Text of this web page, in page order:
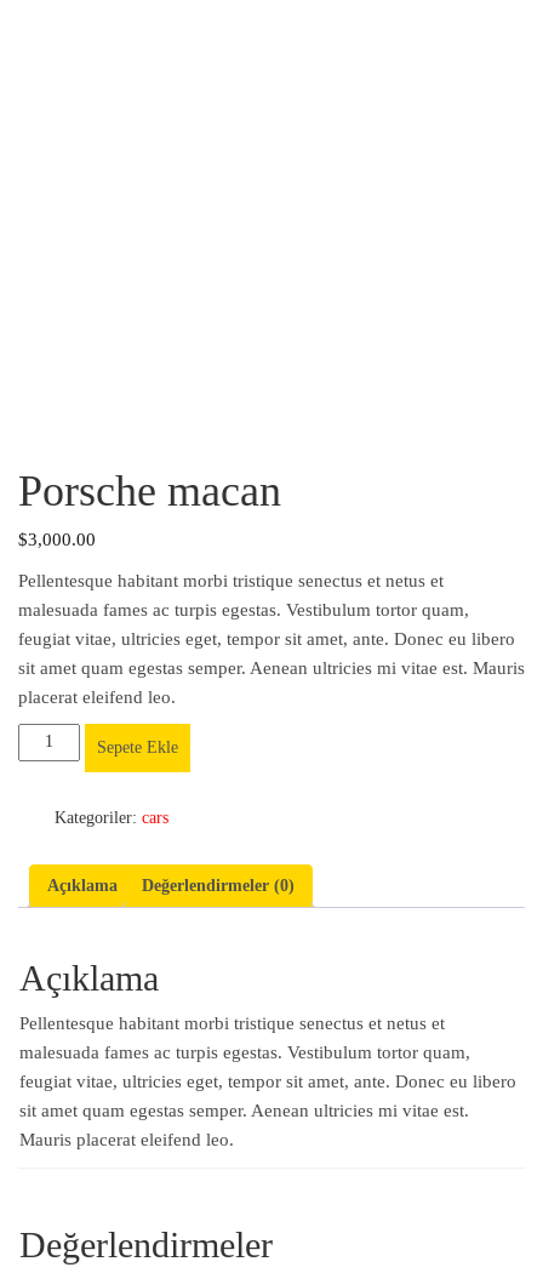
Porsche macan
$3,000.00
Pellentesque habitant morbi tristique senectus et netus et
malesuada fames ac turpis egestas. Vestibulum tortor quam,
feugiat vitae, ultricies eget, tempor sit amet, ante. Donec eu libero
sit amet quam egestas semper. Aenean ultricies mi vitae est. Mauris
placerat eleifend leo.
Porsche
macan
Sepete Ekle
Kategoriler: cars
Açıklama Değerlendirmeler (0)
Açıklama
Pellentesque habitant morbi tristique senectus et netus et
malesuada fames ac turpis egestas. Vestibulum tortor quam,
feugiat vitae, ultricies eget, tempor sit amet, ante. Donec eu libero
sit amet quam egestas semper. Aenean ultricies mi vitae est.
Mauris placerat eleifend leo.
Değerlendirmeler